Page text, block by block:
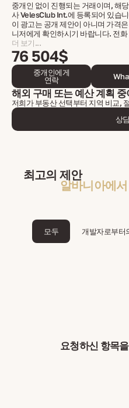
중개인 없이 진행되는 거래이며, 해
사 VelesClub Int.에 등록되어 있습
이 광고는 공개 제안이 아니며 가격
니저에게 확인하시기 바랍니다. 전화
더 보기...
76 504$
중개인에게
연락
해외 구매 또는 예산 계획
저희가 부동산 선택부터 지역 비교,
상
최고의 제안
알바니아에서
모두 개발자로부터
요청하신 항목